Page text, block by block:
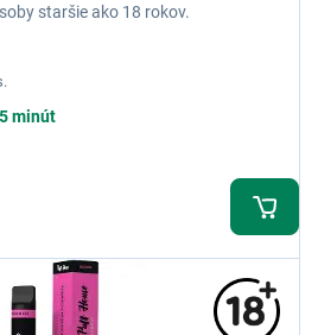
staršie ako 18 rokov.
minút